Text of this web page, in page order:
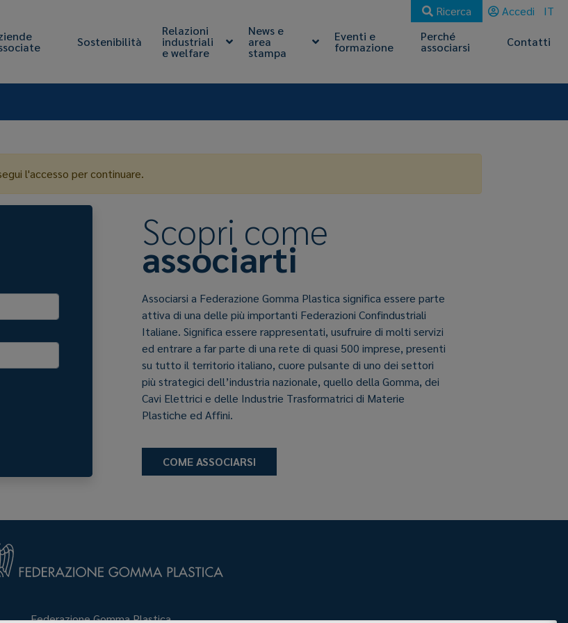
Ricerca Accedi IT
Sostenibilità
Relazioni
industriali
e welfare
News e
area
stampa
Eventi e
formazione
Perché
associarsi Contatti
l'accesso per continuare.
Scopri come
associarti
Associarsi a Federazione Gomma Plastica significa essere parte
attiva di una delle più importanti Federazioni Confindustriali
Italiane. Significa essere rappresentati, usufruire di molti servizi
ed entrare a far parte di una rete di quasi 500 imprese, presenti
su tutto il territorio italiano, cuore pulsante di uno dei settori
più strategici dell’industria nazionale, quello della Gomma, dei
Cavi Elettrici e delle Industrie Trasformatrici di Materie
Plastiche ed Affini.
COME ASSOCIARSI
Federazione Gomma Plastica